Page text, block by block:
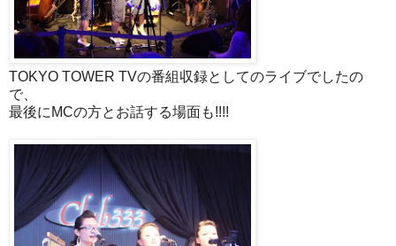
TOKYO TOWER TVの番組収録としてのライブでしたの
で、
最後にMCの方とお話する場面も!!!!